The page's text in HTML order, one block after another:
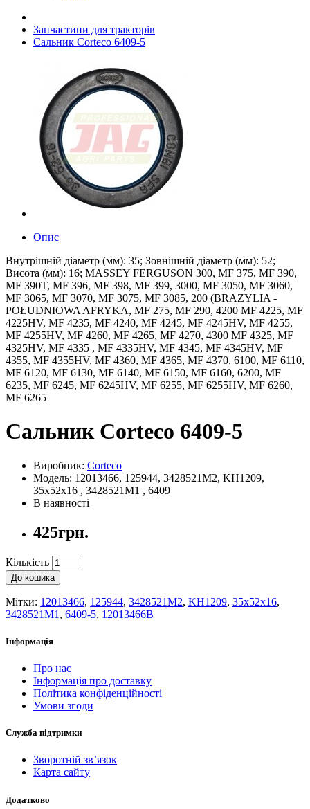
Запчастини для тракторів
Сальник Corteco 6409-5
Опис
Внутрішній діаметр (мм): 35; Зовнішній діаметр (мм): 52;
Висота (мм): 16; MASSEY FERGUSON 300, MF 375, MF 390,
MF 390T, MF 396, MF 398, MF 399, 3000, MF 3050, MF 3060,
MF 3065, MF 3070, MF 3075, MF 3085, 200 (BRAZYLIA -
POŁUDNIOWA AFRYKA, MF 275, MF 290, 4200 MF 4225, MF
4225HV, MF 4235, MF 4240, MF 4245, MF 4245HV, MF 4255,
MF 4255HV, MF 4260, MF 4265, MF 4270, 4300 MF 4325, MF
4325HV, MF 4335 , MF 4335HV, MF 4345, MF 4345HV, MF
4355, MF 4355HV, MF 4360, MF 4365, MF 4370, 6100, MF 6110,
MF 6120, MF 6130, MF 6140, MF 6150, MF 6160, 6200, MF
6235, MF 6245, MF 6245HV, MF 6255, MF 6255HV, MF 6260,
MF 6265
Сальник Corteco 6409-5
Виробник: Corteco
Модель: 12013466, 125944, 3428521M2, KH1209,
35x52x16 , 3428521M1 , 6409
В наявності
425грн.
Кількість
До кошика
Мітки: 12013466, 125944, 3428521M2, KH1209, 35x52x16,
3428521M1 , 6409-5, 12013466B
Інформація
Про нас
Інформація про доставку
Політика конфіденційності
Умови згоди
Служба підтримки
Зворотній зв’язок
Карта сайту
Додатково